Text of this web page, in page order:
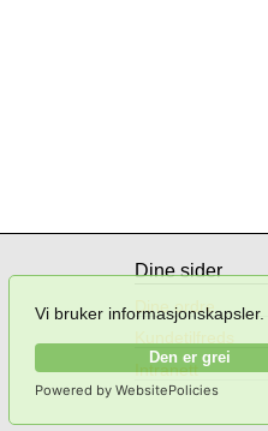
Vi bruker informasjonskapsler.
Den er grei
Powered by WebsitePolicies
Dine sider
Dine ordre
Intranett